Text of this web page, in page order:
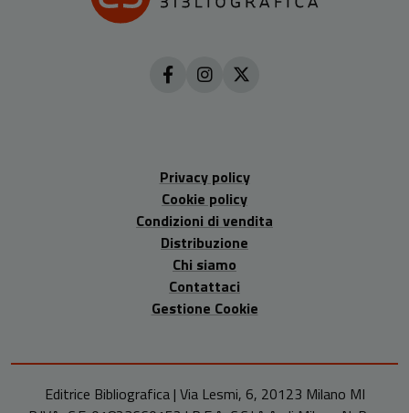
Privacy policy
Cookie policy
Condizioni di vendita
Distribuzione
Chi siamo
Contattaci
Gestione Cookie
Editrice Bibliografica | Via Lesmi, 6, 20123 Milano MI